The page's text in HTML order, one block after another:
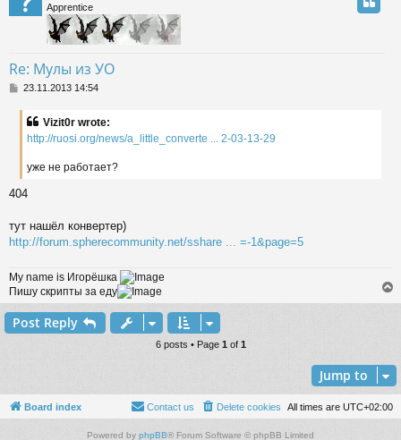
Apprentice
Re: Мулы из УО
P23.11.2013 14:54
Vizit0r wrote:
http://ruosi.org/news/a_little_converte ... 2-03-13-29
уже не работает?
404
тут нашёл конвертер)
http://forum.spherecommunity.net/sshare ... =-1&page=5
My name is Игорёшка
Пишу скрипты за еду
o
Post Reply
6 posts • Page 1of 1
Jump to
Board index All times are UTC+02:00
Delete cookies
Contact us
Powered by phpBB® Forum Software © phpBB Limited